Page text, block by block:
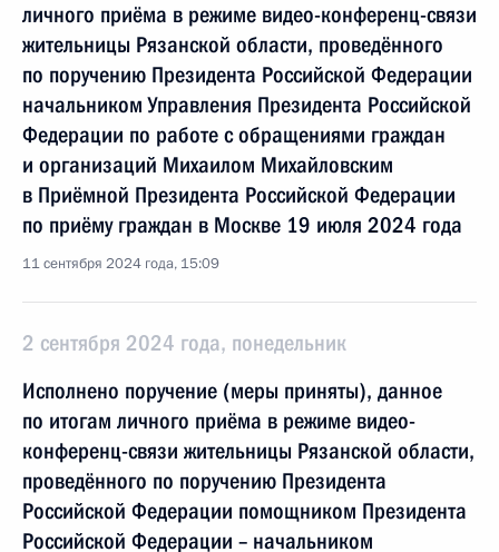
личного приёма в режиме видео-конференц-связи
жительницы Рязанской области, проведённого
по поручению Президента Российской Федерации
начальником Управления Президента Российской
Федерации по работе с обращениями граждан
и организаций Михаилом Михайловским
в Приёмной Президента Российской Федерации
по приёму граждан в Москве 19 июля 2024 года
11 сентября 2024 года, 15:09
2 сентября 2024 года, понедельник
Исполнено поручение (меры приняты), данное
по итогам личного приёма в режиме видео-
конференц-связи жительницы Рязанской области,
проведённого по поручению Президента
Российской Федерации помощником Президента
Российской Федерации – начальником